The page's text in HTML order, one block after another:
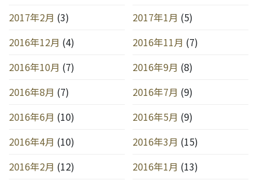
2017年2月 (3) 2017年1月 (5)
2016年12月 (4) 2016年11月 (7)
2016年10月 (7) 2016年9月 (8)
2016年8月 (7) 2016年7月 (9)
2016年6月 (10) 2016年5月 (9)
2016年4月 (10) 2016年3月 (15)
2016年2月 (12) 2016年1月 (13)